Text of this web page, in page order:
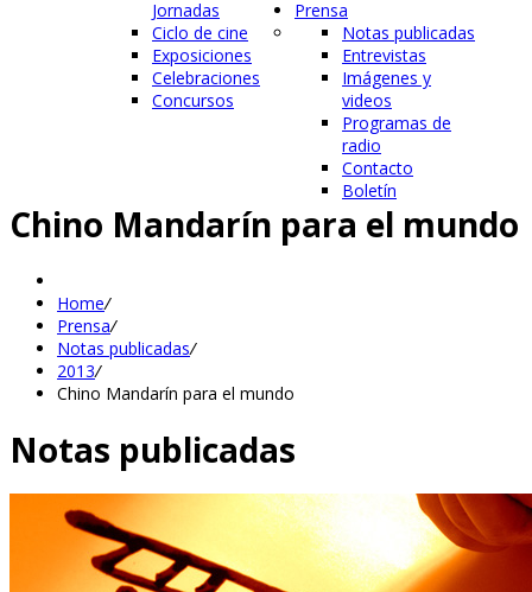
Jornadas
Ciclo de cine
Exposiciones
Celebraciones
Concursos
Prensa
Notas publicadas
Entrevistas
Imágenes y
videos
Programas de
radio
Contacto
Boletín
Chino Mandarín para el mundo
Home/
Prensa/
Notas publicadas/
2013/
Chino Mandarín para el mundo
Notas publicadas